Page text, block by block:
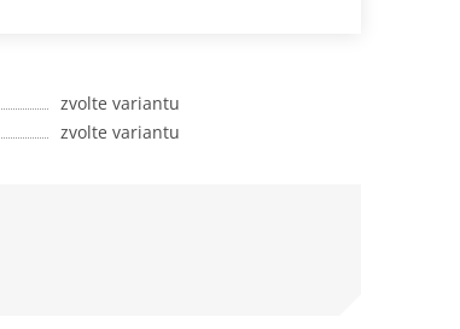
zvolte variantu
zvolte variantu